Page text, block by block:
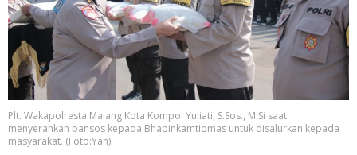
Plt. Wakapolresta Malang Kota Kompol Yuliati, S.Sos., M.Si saat
menyerahkan bansos kepada Bhabinkamtibmas untuk disalurkan kepada
masyarakat. (Foto:Yan)